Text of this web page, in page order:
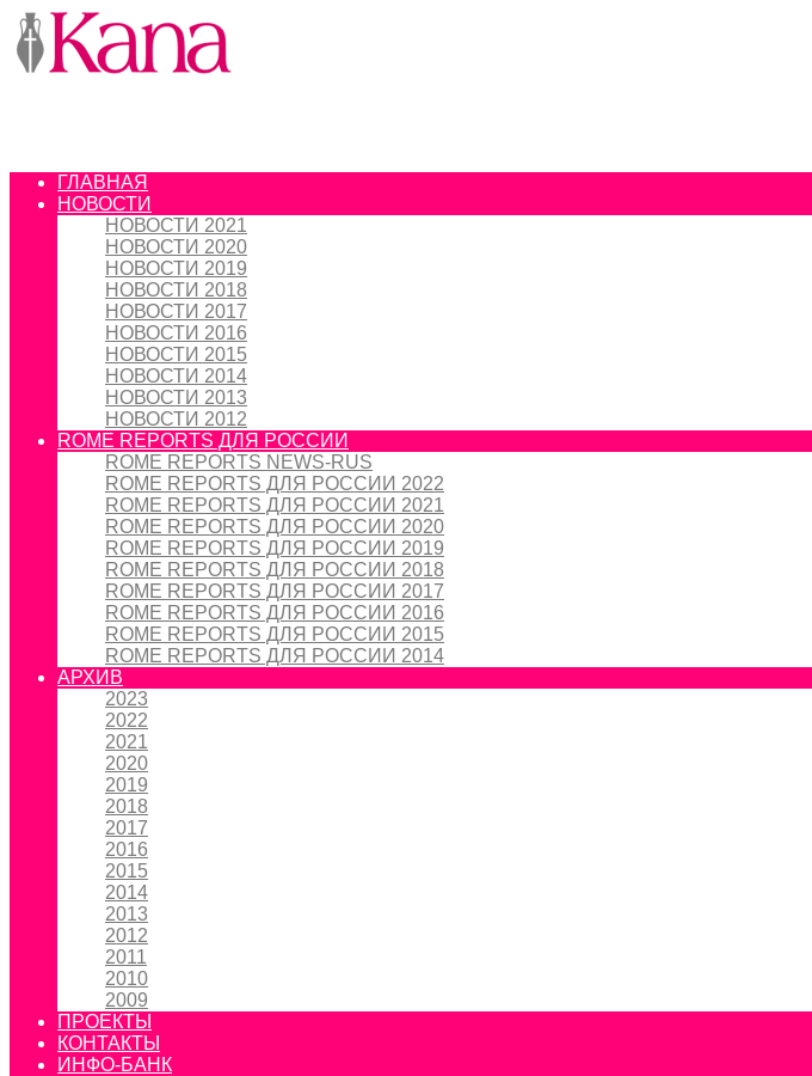
ГЛАВНАЯ
НОВОСТИ
НОВОСТИ 2021
НОВОСТИ 2020
НОВОСТИ 2019
НОВОСТИ 2018
НОВОСТИ 2017
НОВОСТИ 2016
НОВОСТИ 2015
НОВОСТИ 2014
НОВОСТИ 2013
НОВОСТИ 2012
ROME REPORTS ДЛЯ РОССИИ
ROME REPORTS NEWS-RUS
ROME REPORTS ДЛЯ РОССИИ 2022
ROME REPORTS ДЛЯ РОССИИ 2021
ROME REPORTS ДЛЯ РОССИИ 2020
ROME REPORTS ДЛЯ РОССИИ 2019
ROME REPORTS ДЛЯ РОССИИ 2018
ROME REPORTS ДЛЯ РОССИИ 2017
ROME REPORTS ДЛЯ РОССИИ 2016
ROME REPORTS ДЛЯ РОССИИ 2015
ROME REPORTS ДЛЯ РОССИИ 2014
АРХИВ
2023
2022
2021
2020
2019
2018
2017
2016
2015
2014
2013
2012
2011
2010
2009
ПРОЕКТЫ
КОНТАКТЫ
ИНФО-БАНК